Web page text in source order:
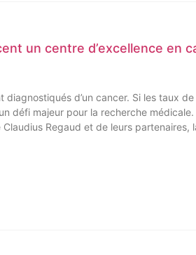
un centre d’excellence en
d’un cancer. Si les taux
défi majeur pour la recherche
Regaud et de leurs partenaires,